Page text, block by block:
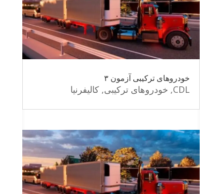
خودروهای ترکیبی آزمون ۳
CDL
, خودروهای ترکیبی, کالیفرنیا